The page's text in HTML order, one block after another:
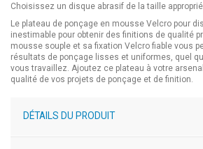
Choisissez un disque abrasif de la taille
Le plateau de ponçage en mousse Velcro pour
inestimable pour obtenir des finitions de qualité
mousse souple et sa fixation Velcro fiable vous
résultats de ponçage lisses et uniformes, quel
vous travaillez. Ajoutez ce plateau à votre
qualité de vos projets de ponçage et de finition.
DÉTAILS DU PRODUIT